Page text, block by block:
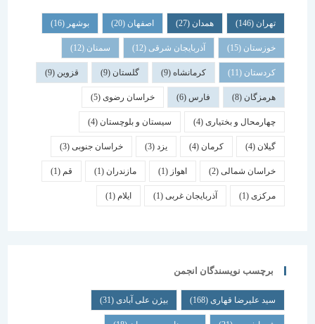
همدان اصفهان (20) بوشهر
خوزستان(15) آذربایجان شرقی(12) سمنان (12)
کردستان(11) کرمانشاه(9) گلستان (9) قزوین
هرمزگان(8) فارس خراسان رضوی(5)
چهارمحال و بختیاری (4) سیستان و بلوچستان(4)
کرمان یزد خراسان جنوبی(3)
خراسان شمالی(2) اهواز مازندران(1) قم
(1) آذربایجان غربی(1) ایلام
برچسب نویسندگان انجمن
سید علیرضا قهاری(168) بیژن علی آبادی(31)